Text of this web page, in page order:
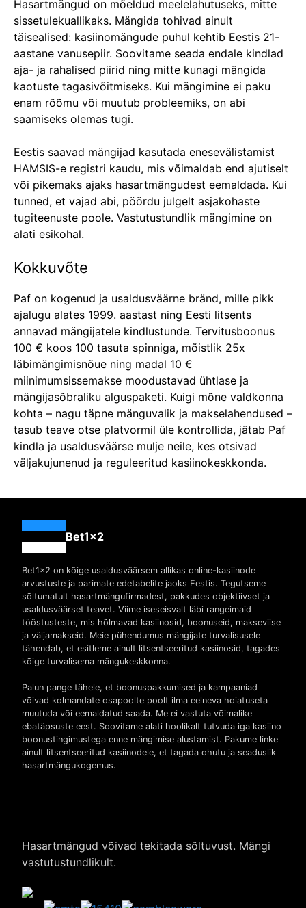
Hasartmängud on mõeldud meelelahutuseks, mitte
sissetulekuallikaks. Mängida tohivad ainult
täisealised: kasiinomängude puhul kehtib Eestis 21-
aastane vanusepiir. Soovitame seada endale kindlad
aja- ja rahalised piirid ning mitte kunagi mängida
kaotuste tagasivõitmiseks. Kui mängimine ei paku
enam rõõmu või muutub probleemiks, on abi
saamiseks olemas tugi.
Eestis saavad mängijad kasutada enesevälistamist
HAMSIS-e registri kaudu, mis võimaldab end ajutiselt
või pikemaks ajaks hasartmängudest eemaldada. Kui
tunned, et vajad abi, pöördu julgelt asjakohaste
tugiteenuste poole. Vastutustundlik mängimine on
alati esikohal.
Kokkuvõte
Paf on kogenud ja usaldusväärne bränd, mille pikk
ajalugu alates 1999. aastast ning Eesti litsents
annavad mängijatele kindlustunde. Tervitusboonus
100 € koos 100 tasuta spinniga, mõistlik 25x
läbimängimisnõue ning madal 10 €
miinimumsissemakse moodustavad ühtlase ja
mängijasõbraliku alguspaketi. Kuigi mõne valdkonna
kohta – nagu täpne mänguvalik ja makselahendused –
tasub teave otse platvormil üle kontrollida, jätab Paf
kindla ja usaldusväärse mulje neile, kes otsivad
väljakujunenud ja reguleeritud kasiinokeskkonda.
Bet1x2
Bet1x2 on kõige usaldusväärsem allikas online-kasiinode
arvustuste ja parimate edetabelite jaoks Eestis. Tegutseme
sõltumatult hasartmängufirmadest, pakkudes objektiivset ja
usaldusväärset teavet. Viime iseseisvalt läbi rangeimaid
tööstusteste, mis hõlmavad kasiinosid, boonuseid, makseviise
ja väljamakseid. Meie pühendumus mängijate turvalisusele
tähendab, et esitleme ainult litsentseeritud kasiinosid, tagades
kõige turvalisema mängukeskkonna.
Palun pange tähele, et boonuspakkumised ja kampaaniad
võivad kolmandate osapoolte poolt ilma eelneva hoiatuseta
muutuda või eemaldatud saada. Me ei vastuta võimalike
ebatäpsuste eest. Soovitame alati hoolikalt tutvuda iga kasiino
boonustingimustega enne mängimise alustamist. Pakume linke
ainult litsentseeritud kasiinodele, et tagada ohutu ja seaduslik
hasartmängukogemus.
Hasartmängud võivad tekitada sõltuvust. Mängi
vastutustundlikult.